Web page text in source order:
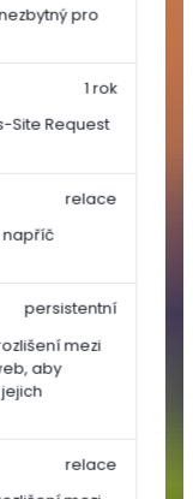
pro
Site Request
1 rok
napříč
relace
mezi
aby
persistentní
relace